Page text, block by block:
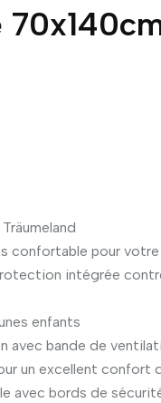
confortable pour votre
intégrée
enfants
avec bande de
un excellent confort
avec bords de